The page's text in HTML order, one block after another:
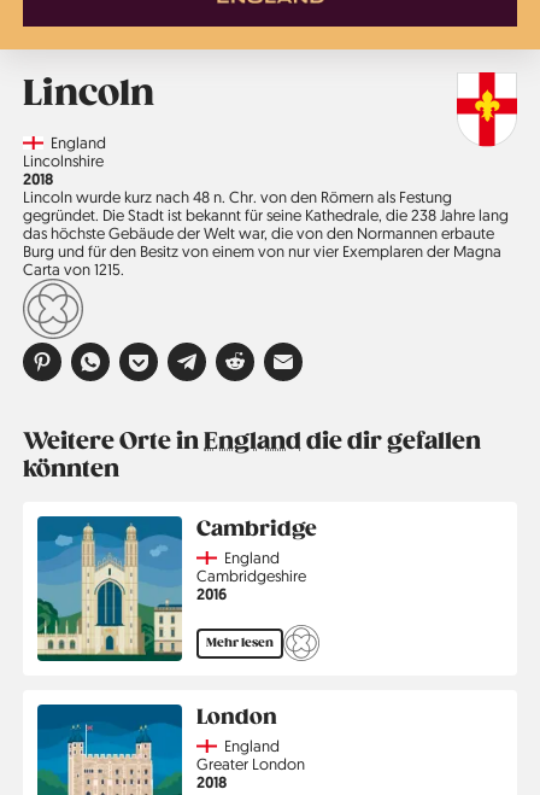
Lincoln
CountryEngland
Region
Lincolnshire
Jahr
2018
Lincoln wurde kurz nach 48 n. Chr. von den Römern als Festung
gegründet. Die Stadt ist bekannt für seine Kathedrale, die 238 Jahre lang
das höchste Gebäude der Welt war, die von den Normannen erbaute
Burg und für den Besitz von einem von nur vier Exemplaren der Magna
Carta von 1215.
Weitere Orte inEnglanddie dir gefallen
könnten
Cambridge
CountryEngland
Region
Cambridgeshire
Jahr
2016
Mehr lesen
London
CountryEngland
Region
Greater London
Jahr
2018